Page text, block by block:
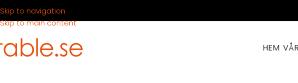
Skip to navigation
Skip to main content
HEM